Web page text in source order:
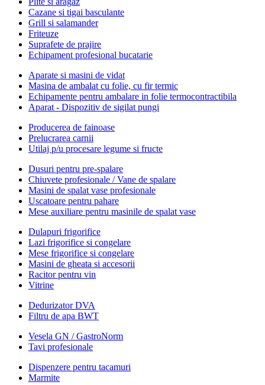
Cazane si tigai basculante
Grill si salamander
Friteuze
Suprafete de prajire
Echipament profesional bucatarie
Aparate si masini de vidat
Masina de ambalat cu folie, cu fir termic
Echipamente pentru ambalare in folie termocontractibila
Aparat - Dispozitiv de sigilat pungi
Producerea de fainoase
Prelucrarea carnii
Utilaj p/u procesare legume si fructe
Dusuri pentru pre-spalare
Chiuvete profesionale / Vane de spalare
Masini de spalat vase profesionale
Uscatoare pentru pahare
Mese auxiliare pentru masinile de spalat vase
Dulapuri frigorifice
Lazi frigorifice si congelare
Mese frigorifice si congelare
Masini de gheata si accesorii
Racitor pentru vin
Vitrine
Dedurizator DVA
Filtru de apa BWT
Vesela GN / GastroNorm
Tavi profesionale
Dispenzere pentru tacamuri
Marmite